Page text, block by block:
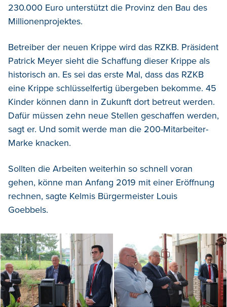
230.000 Euro unterstützt die Provinz den Bau des
Millionenprojektes.
Betreiber der neuen Krippe wird das RZKB. Präsident
Patrick Meyer sieht die Schaffung dieser Krippe als
historisch an. Es sei das erste Mal, dass das RZKB
eine Krippe schlüsselfertig übergeben bekomme. 45
Kinder können dann in Zukunft dort betreut werden.
Dafür müssen zehn neue Stellen geschaffen werden,
sagt er. Und somit werde man die 200-Mitarbeiter-
Marke knacken.
Sollten die Arbeiten weiterhin so schnell voran
gehen, könne man Anfang 2019 mit einer Eröffnung
rechnen, sagte Kelmis Bürgermeister Louis
Goebbels.